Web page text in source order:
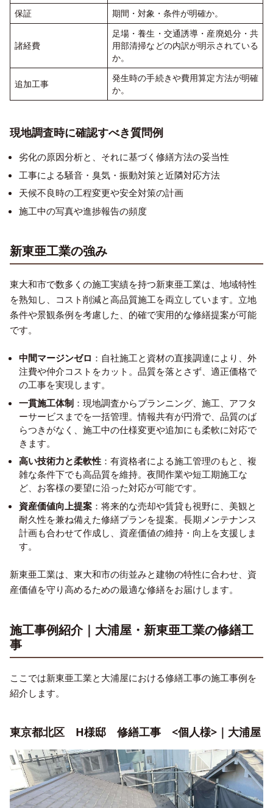
保証
期間・対象・条件が明確か。
諸経費
足場・養生・交通誘導・産廃処分・共
用部清掃などの内訳が明示されている
か。
追加工事
発生時の手続きや費用算定方法が明確
か。
現地調査時に確認すべき質問例
劣化の原因分析と、それに基づく修繕方法の妥当性
工事による騒音・臭気・振動対策と近隣対応方法
天候不良時の工程変更や安全対策の計画
施工中の写真や進捗報告の頻度
新東亜工業の強み
東大和市で数多くの施工実績を持つ新東亜工業は、地域特性
を熟知し、コスト削減と高品質施工を両立しています。立地
条件や景観条例を考慮した、的確で実用的な修繕提案が可能
です。
中間マージンゼロ ：自社施工と資材の直接調達により、外
注費や仲介コストをカット。品質を落とさず、適正価格で
の工事を実現します。
一貫施工体制 ：現地調査からプランニング、施工、アフタ
ーサービスまでを一括管理。情報共有が円滑で、品質のば
らつきがなく、施工中の仕様変更や追加にも柔軟に対応で
きます。
高い技術力と柔軟性 ：有資格者による施工管理のもと、複
雑な条件下でも高品質を維持。夜間作業や短工期施工な
ど、お客様の要望に沿った対応が可能です。
資産価値向上提案 ：将来的な売却や賃貸も視野に、美観と
耐久性を兼ね備えた修繕プランを提案。長期メンテナンス
計画も合わせて作成し、資産価値の維持・向上を支援しま
す。
新東亜工業は、東大和市の街並みと建物の特性に合わせ、資
産価値を守り高めるための最適な修繕をお届けします。
施工事例紹介｜大浦屋・新東亜工業の修繕工
事
ここでは新東亜工業と大浦屋における修繕工事の施工事例を
紹介します。
東京都北区 H様邸 修繕工事 <個人様>｜大浦屋